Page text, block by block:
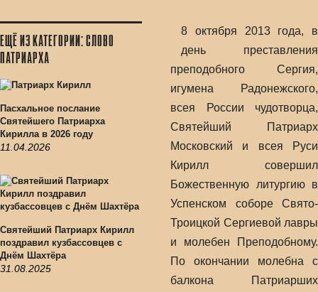
ЕЩЁ ИЗ КАТЕГОРИИ: СЛОВО
ПАТРИАРХА
Пасхальное послание
Святейшего Патриарха
Кирилла в 2026 году
11.04.2026
Святейший Патриарх Кирилл
поздравил кузбассовцев с
Днём Шахтёра
31.08.2025
8 октября 2013 года, в
день преставления
преподобного Сергия,
игумена Радонежского,
всея России чудотворца,
Святейший Патриарх
Московский и всея Руси
Кирилл совершил
Божественную литургию в
Успенском соборе Свято-
Троицкой Сергиевой лавры
и молебен Преподобному.
По окончании молебна с
балкона Патриарших